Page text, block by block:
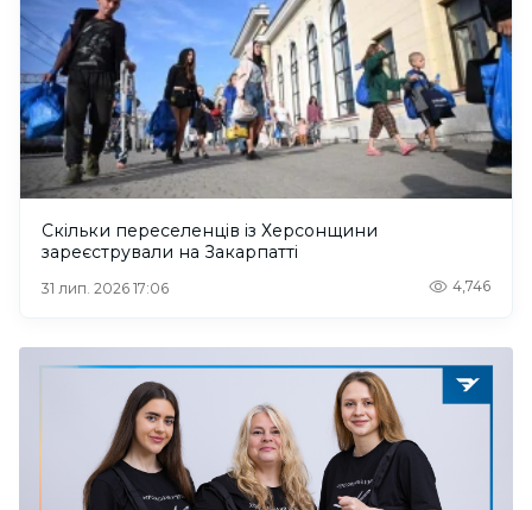
Скільки переселенців із Херсонщини
зареєстрували на Закарпатті
31 лип. 2026 17:06 4,746